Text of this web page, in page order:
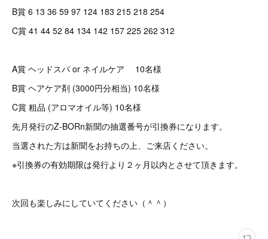
B賞 6 13 36 59 97 124 183 215 218 254
C賞 41 44 52 84 134 142 157 225 262 312
A賞 ヘッドスパ or ネイルケア 10名様
B賞 ヘアケア剤 (3000円分相当) 10名様
C賞 粗品 (アロマオイル等) 10名様
先月発行のZ-BORn新聞の抽選番号が引換券になります。
当選された方は新聞をお持ちの上、ご来店ください。
※引換券の有効期限は発行より２ヶ月以内とさせて頂きます。
次回も楽しみにしていてください（＾＾）